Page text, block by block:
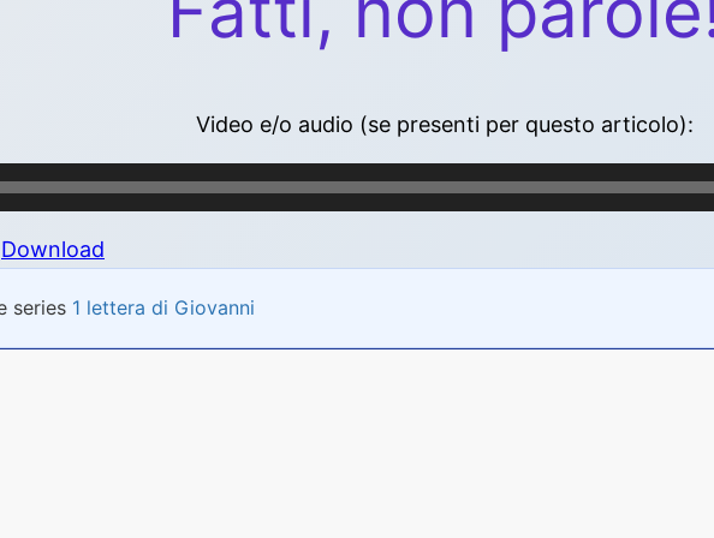
Video e/o audio (se presenti per questo articolo):
Download
series 1 lettera di Giovanni